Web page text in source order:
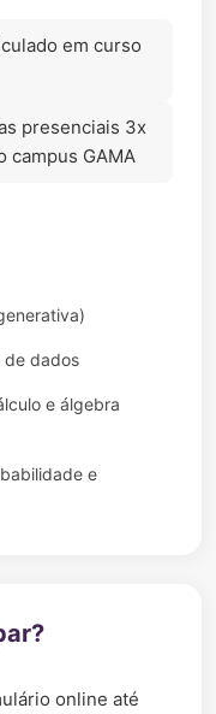
em curso
presenciais 3x
campus GAMA
de dados
e álgebra
e
online até